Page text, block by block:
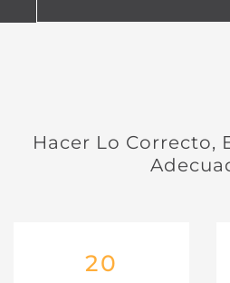
Hacer Lo Correcto,
20